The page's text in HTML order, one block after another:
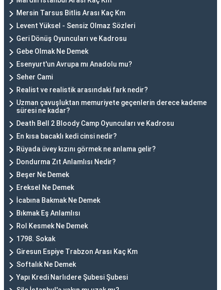
Mersin Tarsus Bitlis Arası Kaç Km
Levent Yüksel - Sensiz Olmaz Sözleri
Geri Dönüş Oyuncuları ve Kadrosu
Gebe Olmak Ne Demek
Esenyurt'un Avrupa mı Anadolu mu?
Seher Cami
Realist ve realistik arasındaki fark nedir?
Uzman çavuşluktan memuriyete geçenlerin derece kademe
süresi ne kadar?
Death Bell 2 Bloody Camp Oyuncuları ve Kadrosu
En kısa bacaklı kedi cinsi nedir?
Rüyada üvey kızını görmek ne anlama gelir?
Dondurma Zıt Anlamlısı Nedir?
Beşer Ne Demek
Ereksel Ne Demek
İcabına Bakmak Ne Demek
Bıkmak Eş Anlamlısı
Rol Kesmek Ne Demek
1798. Sokak
Giresun Espiye Trabzon Arası Kaç Km
Softalık Ne Demek
Yapı Kredi Narlıdere Şubesi Şubesi